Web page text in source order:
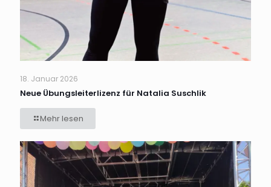
18. Januar 2026
Neue Übungsleiterlizenz für Natalia Suschlik
Mehr lesen